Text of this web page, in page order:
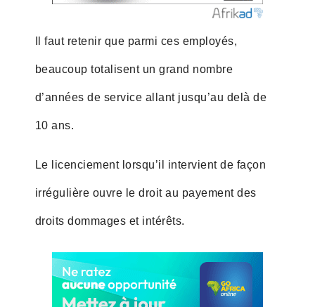
Il faut retenir que parmi ces employés,
beaucoup totalisent un grand nombre
d’années de service allant jusqu’au delà de
10 ans.
Le licenciement lorsqu’il intervient de façon
irrégulière ouvre le droit au payement des
droits dommages et intérêts.